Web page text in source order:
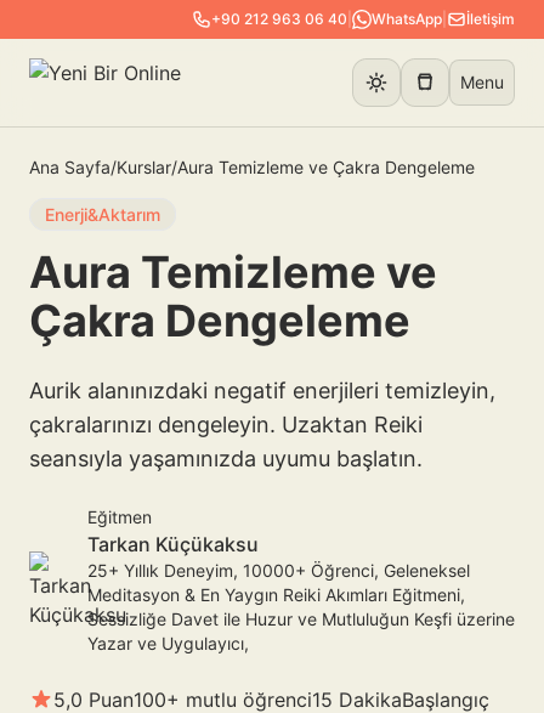
+90 212 963 06 40 WhatsApp İletişim
Menu
Ana Sayfa/Kurslar/Aura Temizleme ve Çakra Dengeleme
Enerji&Aktarım
Aura Temizleme ve
Çakra Dengeleme
Aurik alanınızdaki negatif enerjileri temizleyin,
çakralarınızı dengeleyin. Uzaktan Reiki
seansıyla yaşamınızda uyumu başlatın.
Eğitmen
Tarkan Küçükaksu
25+ Yıllık Deneyim, 10000+ Öğrenci, Geleneksel
Meditasyon & En Yaygın Reiki Akımları Eğitmeni,
Sessizliğe Davet ile Huzur ve Mutluluğun Keşfi üzerine
Yazar ve Uygulayıcı,
5,0 Puan100+ mutlu öğrenci15 DakikaBaşlangıç